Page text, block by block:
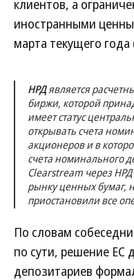
клиентов, а
иностранными
марта текущего года
НРДявляется
биржи, которой
имеет статус
открывать счета
акционеров и в
счета номинального
Clearstream через НРД
рынку ценных бумаг,
приостановили все
По словам
по сути, решение ЕС
депозитариев